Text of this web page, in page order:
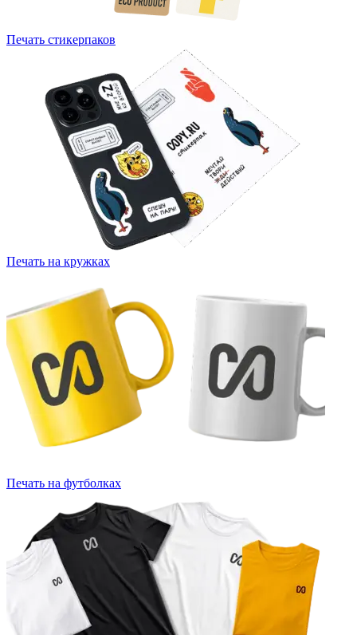
Печать стикерпаков
Печать на кружках
Печать на футболках